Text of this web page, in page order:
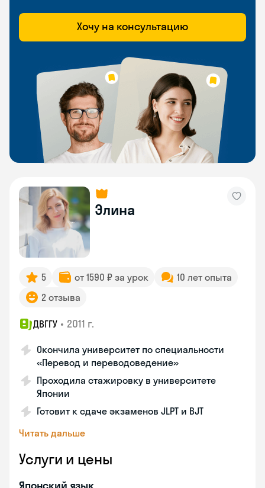
Хочу на консультацию
Элина
5 от 1590 ₽ за урок
10 лет опыта
2 отзыва
ДВГГУ • 2011 г.
Окончила университет по специальности
«Перевод и переводоведение»
Проходила стажировку в университете
Японии
Готовит к сдаче экзаменов JLPT и BJT
Читать дальше
Услуги и цены